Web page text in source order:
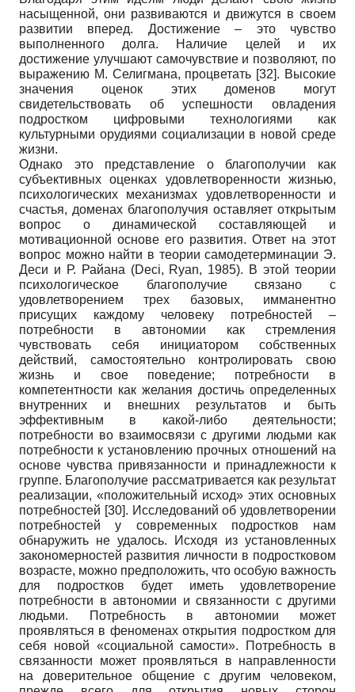
насыщенной, они развиваются и движутся в своем
развитии вперед. Достижение – это чувство
выполненного долга. Наличие целей и их
достижение улучшают самочувствие и позволяют, по
выражению М. Селигмана, процветать [32]. Высокие
значения оценок этих доменов могут
свидетельствовать об успешности овладения
подростком цифровыми технологиями как
культурными орудиями социализации в новой среде
жизни.
Однако это представление о благополучии как
субъективных оценках удовлетворенности жизнью,
психологических механизмах удовлетворенности и
счастья, доменах благополучия оставляет открытым
вопрос о динамической составляющей и
мотивационной основе его развития. Ответ на этот
вопрос можно найти в теории самодетерминации Э.
Деси и Р. Райана (Deci, Ryan, 1985). В этой теории
психологическое благополучие связано с
удовлетворением трех базовых, имманентно
присущих каждому человеку потребностей –
потребности в автономии как стремления
чувствовать себя инициатором собственных
действий, самостоятельно контролировать свою
жизнь и свое поведение; потребности в
компетентности как желания достичь определенных
внутренних и внешних результатов и быть
эффективным в какой-либо деятельности;
потребности во взаимосвязи с другими людьми как
потребности к установлению прочных отношений на
основе чувства привязанности и принадлежности к
группе. Благополучие рассматривается как результат
реализации, «положительный исход» этих основных
потребностей [30]. Исследований об удовлетворении
потребностей у современных подростков нам
обнаружить не удалось. Исходя из установленных
закономерностей развития личности в подростковом
возрасте, можно предположить, что особую важность
для подростков будет иметь удовлетворение
потребности в автономии и связанности с другими
людьми. Потребность в автономии может
проявляться в феноменах открытия подростком для
себя новой «социальной самости». Потребность в
связанности может проявляться в направленности
на доверительное общение с другим человеком,